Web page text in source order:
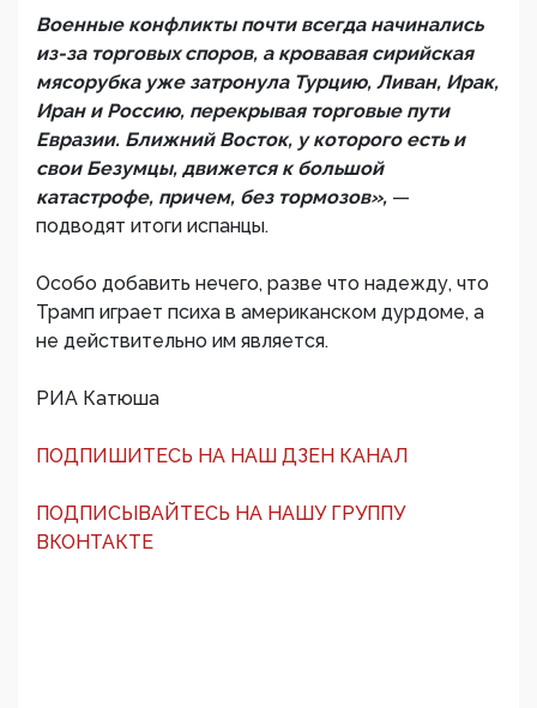
Военные конфликты почти всегда начинались
из-за торговых споров, а кровавая сирийская
мясорубка уже затронула Турцию, Ливан, Ирак,
Иран и Россию, перекрывая торговые пути
Евразии. Ближний Восток, у которого есть и
свои Безумцы, движется к большой
катастрофе, причем, без тормозов», —
подводят итоги испанцы.
Особо добавить нечего, разве что надежду, что
Трамп играет психа в американском дурдоме, а
не действительно им является.
РИА Катюша
ПОДПИШИТЕСЬ НА НАШ ДЗЕН КАНАЛ
ПОДПИСЫВАЙТЕСЬ НА НАШУ ГРУППУ
ВКОНТАКТЕ